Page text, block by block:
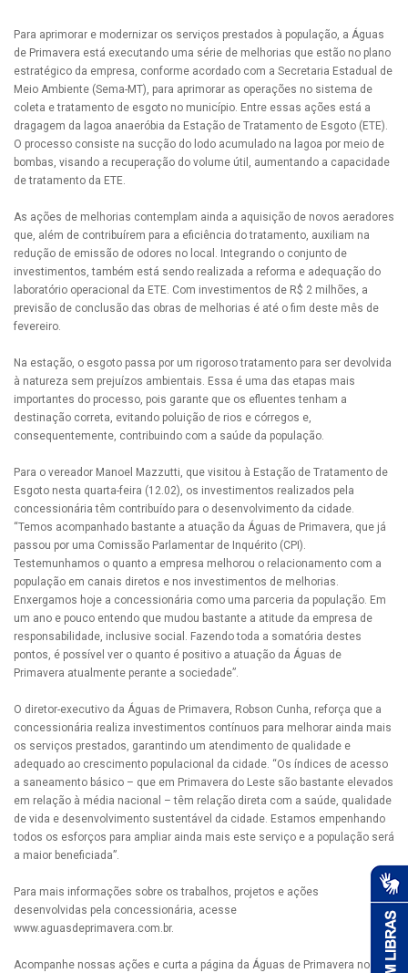
Para aprimorar e modernizar os serviços prestados à população, a Águas
de Primavera está executando uma série de melhorias que estão no plano
estratégico da empresa, conforme acordado com a Secretaria Estadual de
Meio Ambiente (Sema-MT), para aprimorar as operações no sistema de
coleta e tratamento de esgoto no município. Entre essas ações está a
dragagem da lagoa anaeróbia da Estação de Tratamento de Esgoto (ETE).
O processo consiste na sucção do lodo acumulado na lagoa por meio de
bombas, visando a recuperação do volume útil, aumentando a capacidade
de tratamento da ETE.
As ações de melhorias contemplam ainda a aquisição de novos aeradores
que, além de contribuírem para a eficiência do tratamento, auxiliam na
redução de emissão de odores no local. Integrando o conjunto de
investimentos, também está sendo realizada a reforma e adequação do
laboratório operacional da ETE. Com investimentos de R$ 2 milhões, a
previsão de conclusão das obras de melhorias é até o fim deste mês de
fevereiro.
Na estação, o esgoto passa por um rigoroso tratamento para ser devolvida
à natureza sem prejuízos ambientais. Essa é uma das etapas mais
importantes do processo, pois garante que os efluentes tenham a
destinação correta, evitando poluição de rios e córregos e,
consequentemente, contribuindo com a saúde da população.
Para o vereador Manoel Mazzutti, que visitou à Estação de Tratamento de
Esgoto nesta quarta-feira (12.02), os investimentos realizados pela
concessionária têm contribuído para o desenvolvimento da cidade.
“Temos acompanhado bastante a atuação da Águas de Primavera, que já
passou por uma Comissão Parlamentar de Inquérito (CPI).
Testemunhamos o quanto a empresa melhorou o relacionamento com a
população em canais diretos e nos investimentos de melhorias.
Enxergamos hoje a concessionária como uma parceria da população. Em
um ano e pouco entendo que mudou bastante a atitude da empresa de
responsabilidade, inclusive social. Fazendo toda a somatória destes
pontos, é possível ver o quanto é positivo a atuação da Águas de
Primavera atualmente perante a sociedade”.
O diretor-executivo da Águas de Primavera, Robson Cunha, reforça que a
concessionária realiza investimentos contínuos para melhorar ainda mais
os serviços prestados, garantindo um atendimento de qualidade e
adequado ao crescimento populacional da cidade. “Os índices de acesso
a saneamento básico – que em Primavera do Leste são bastante elevados
em relação à média nacional – têm relação direta com a saúde, qualidade
de vida e desenvolvimento sustentável da cidade. Estamos empenhando
todos os esforços para ampliar ainda mais este serviço e a população será
a maior beneficiada”.
Para mais informações sobre os trabalhos, projetos e ações
desenvolvidas pela concessionária, acesse
www.aguasdeprimavera.com.br.
Acompanhe nossas ações e curta a página da Águas de Primavera no